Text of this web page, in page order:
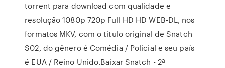
torrent para download com qualidade e
resolução 1080p 720p Full HD HD WEB-DL, nos
formatos MKV, com o titulo original de Snatch
S02, do gênero é Comédia / Policial e seu país
é EUA / Reino Unido.Baixar Snatch - 2ª